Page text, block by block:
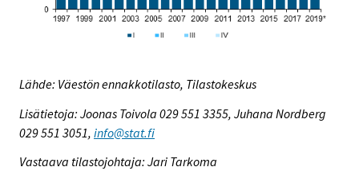
Lähde: Väestön ennakkotilasto, Tilastokeskus
Lisätietoja: Joonas Toivola 029 551 3355, Juhana Nordberg
029 551 3051, info@stat.fi
Vastaava tilastojohtaja: Jari Tarkoma